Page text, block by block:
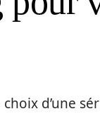
d’une